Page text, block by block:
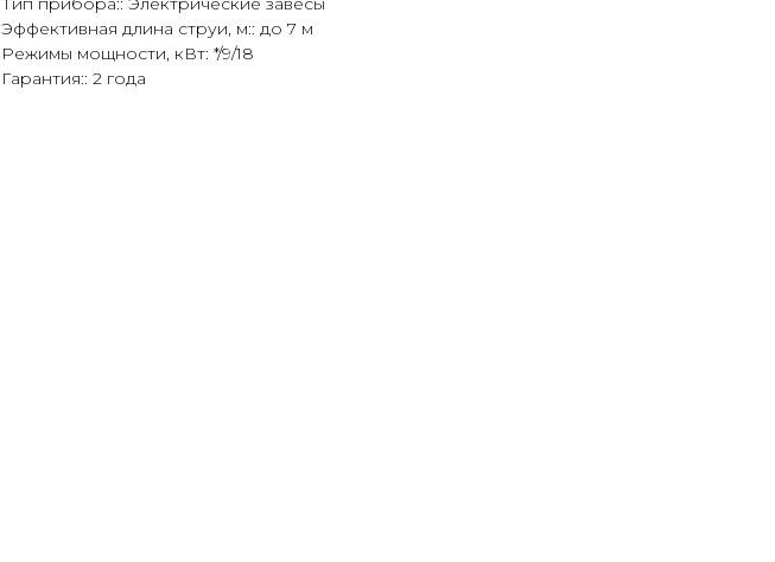
Эффективная длина струи, м:: до 7 м
Режимы мощности, кВт: */9/18
Гарантия:: 2 года